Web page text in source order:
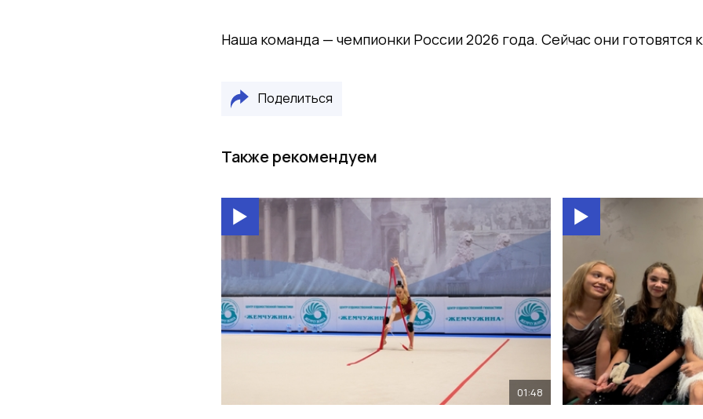
Наша команда — чемпионки России 2026 года. Сейчас они готовятся
Поделиться
Также рекомендуем
01:48